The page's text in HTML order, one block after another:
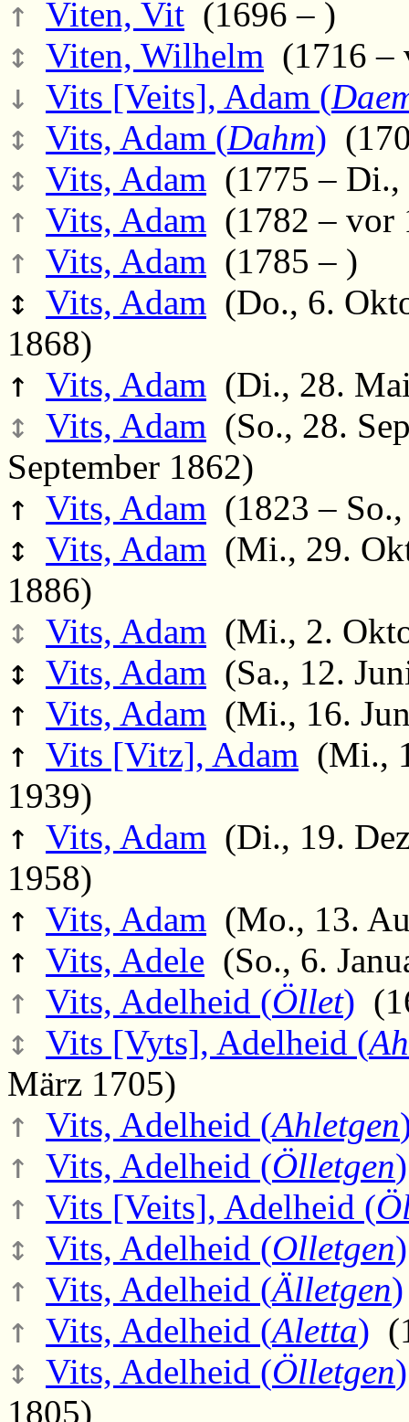
↑ Viten, Vit (1696 – )
↕ Viten, Wilhelm (1716 –
↓ Vits [Veits], Adam (
↕ Vits, Adam (Dahm)
↕ Vits, Adam (1775 – Di.,
↑ Vits, Adam (1782 – vor
↑ Vits, Adam (1785 – )
↕ Vits, Adam (Do., 6.
1868)
↑ Vits, Adam (Di., 28.
↕ Vits, Adam (So., 28.
September 1862)
↑ Vits, Adam (1823 –
↕ Vits, Adam (Mi., 29.
1886)
↕ Vits, Adam (Mi., 2.
↕ Vits, Adam (Sa., 12.
↑ Vits, Adam (Mi., 16.
↑ Vits [Vitz], Adam (Mi.,
1939)
↑ Vits, Adam (Di., 19.
1958)
↑ Vits, Adam (Mo., 13.
↑ Vits, Adele (So., 6.
↑ Vits, Adelheid (Öllet)
↕ Vits [Vyts], Adelheid (
März 1705)
↑ Vits, Adelheid (Ahletgen
↑ Vits, Adelheid (Ölletgen)
↑ Vits [Veits], Adelheid (
↕ Vits, Adelheid (Olletgen)
↑ Vits, Adelheid (Älletgen)
↑ Vits, Adelheid (Aletta)
↕ Vits, Adelheid (Ölletgen)
1805)